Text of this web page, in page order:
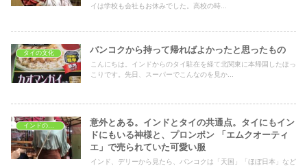
イは学校も会社もお休みでした。高校の時...
タイの文化 バンコクから持って帰ればよかったと思ったもの
こんにちは。インドからのタイ駐在を経て北関東に本帰国したほっ
こりです。先日、スーパーでこんなのを見か...
意外とある。インドとタイの共通点。タイにもイン
ドにもいる神様と、プロンポン 「エムクオーティ
エ」で売られていた可愛い服
インド、デリーから見たら、バンコクは「天国」「ほぼ日本」など